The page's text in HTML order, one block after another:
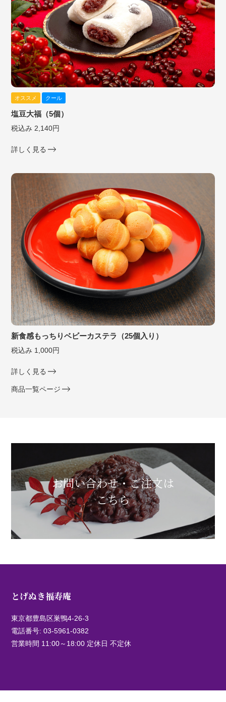
オススメ クール
塩豆大福（5個）
税込み 2,140円
詳しく見る
新食感もっちりベビーカステラ（25個入り）
税込み 1,000円
詳しく見る
商品一覧ページ
お問い合わせ・ご注文は
こちら
とげぬき福寿庵
東京都豊島区巣鴨4-26-3
電話番号:03-5961-0382
営業時間 11:00～18:00 定休日 不定休